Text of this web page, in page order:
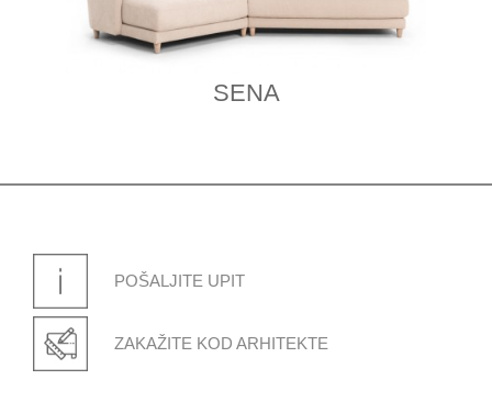
SENA
POŠALJITE UPIT
ZAKAŽITE KOD ARHITEKTE